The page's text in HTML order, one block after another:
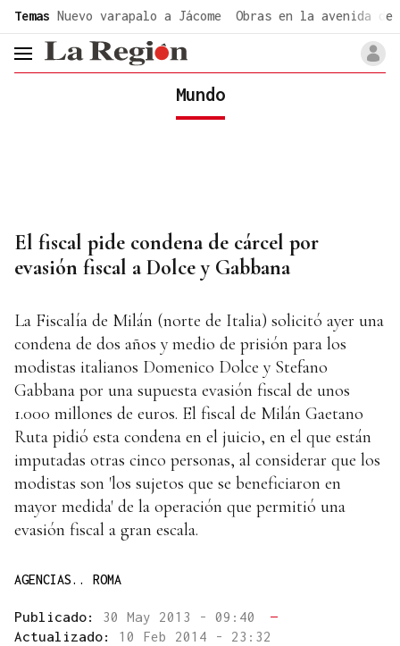
Temas Nuevo varapalo a Jácome Obras en la avenida de
header.menu.open
Mundo
El fiscal pide condena de cárcel por
evasión fiscal a Dolce y Gabbana
La Fiscalía de Milán (norte de Italia) solicitó ayer una
condena de dos años y medio de prisión para los
modistas italianos Domenico Dolce y Stefano
Gabbana por una supuesta evasión fiscal de unos
1.000 millones de euros. El fiscal de Milán Gaetano
Ruta pidió esta condena en el juicio, en el que están
imputadas otras cinco personas, al considerar que los
modistas son 'los sujetos que se beneficiaron en
mayor medida' de la operación que permitió una
evasión fiscal a gran escala.
AGENCIAS.. ROMA
Publicado: 30 May 2013 - 09:40
—
Actualizado: 10 Feb 2014 - 23:32